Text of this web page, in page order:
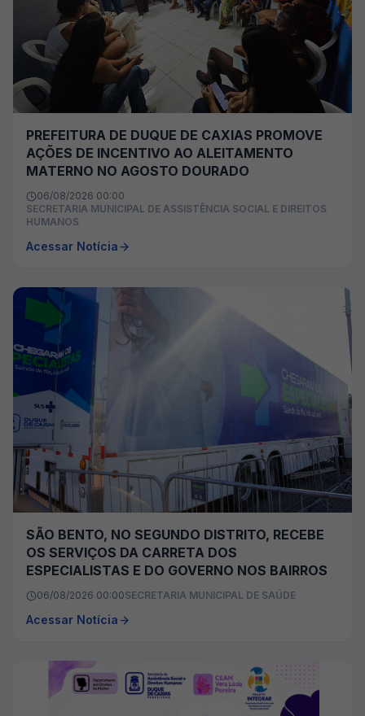
PREFEITURA DE DUQUE DE CAXIAS PROMOVE
AÇÕES DE INCENTIVO AO ALEITAMENTO
MATERNO NO AGOSTO DOURADO
06/08/2026 00:00
SECRETARIA MUNICIPAL DE ASSISTÊNCIA SOCIAL E DIREITOS
HUMANOS
Acessar Notícia
SÃO BENTO, NO SEGUNDO DISTRITO, RECEBE
OS SERVIÇOS DA CARRETA DOS
ESPECIALISTAS E DO GOVERNO NOS BAIRROS
06/08/2026 00:00SECRETARIA MUNICIPAL DE SAÚDE
Acessar Notícia